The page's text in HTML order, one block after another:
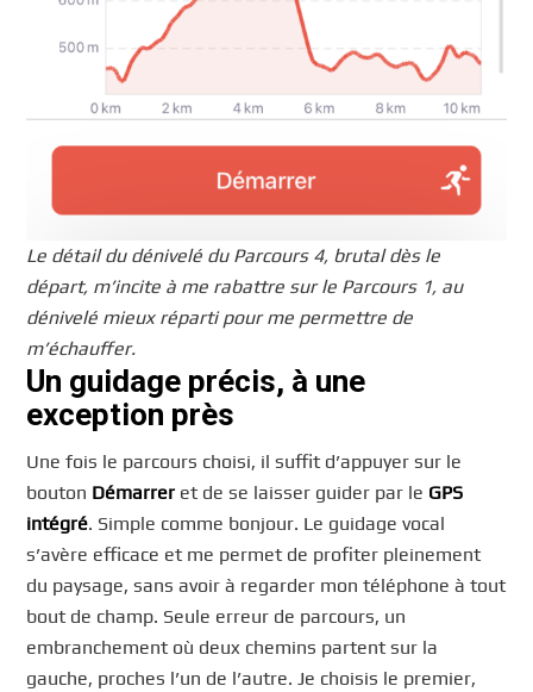
Le détail du dénivelé du Parcours 4, brutal dès le
départ, m’incite à me rabattre sur le Parcours 1, au
dénivelé mieux réparti pour me permettre de
m’échauffer.
Un guidage précis, à une
exception près
Une fois le parcours choisi, il suffit d’appuyer sur le
bouton Démarrer et de se laisser guider par le GPS
intégré. Simple comme bonjour. Le guidage vocal
s’avère efficace et me permet de profiter pleinement
du paysage, sans avoir à regarder mon téléphone à tout
bout de champ. Seule erreur de parcours, un
embranchement où deux chemins partent sur la
gauche, proches l’un de l’autre. Je choisis le premier,